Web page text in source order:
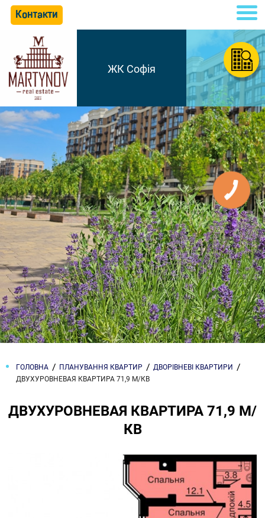
Контакти
ЖК Софія
ГОЛОВНА ПЛАНУВАННЯ КВАРТИР
ДВОРІВНЕВІ КВАРТИРИ
ДВУХУРОВНЕВАЯ КВАРТИРА 71,9 М/КВ
ДВУХУРОВНЕВАЯ КВАРТИРА 71,9 М/
КВ